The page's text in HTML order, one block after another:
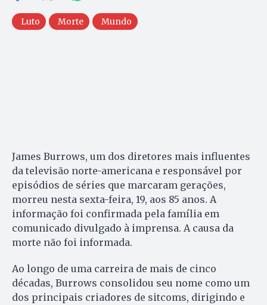
Luto Morte Mundo
James Burrows, um dos diretores mais influentes
da televisão norte-americana e responsável por
episódios de séries que marcaram gerações,
morreu nesta sexta-feira, 19, aos 85 anos. A
informação foi confirmada pela família em
comunicado divulgado à imprensa. A causa da
morte não foi informada.
Ao longo de uma carreira de mais de cinco
décadas, Burrows consolidou seu nome como um
dos principais criadores de sitcoms, dirigindo e